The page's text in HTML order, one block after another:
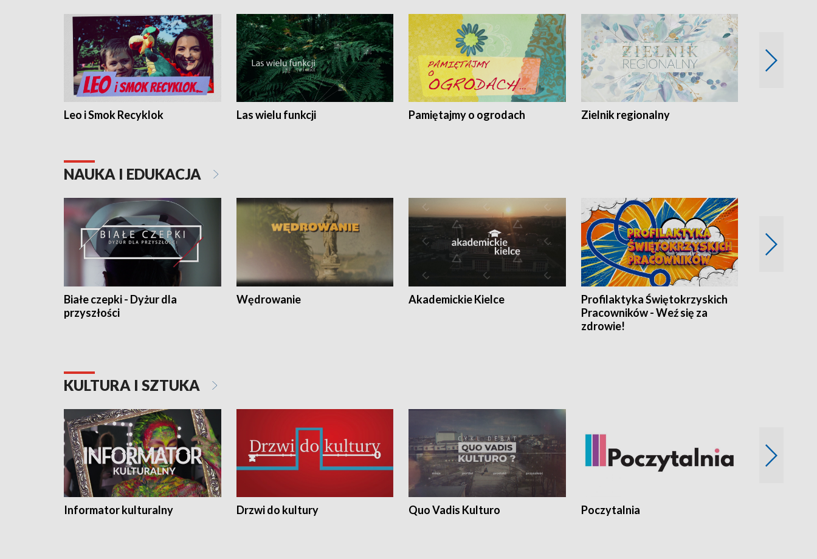
Leo i Smok Recyklok Las wielu funkcji Pamiętajmy o ogrodach Zielnik regionalny
NAUKA I EDUKACJA
Białe czepki - Dyżur dla
przyszłości
Wędrowanie Akademickie Kielce
Profilaktyka Świętokrzyskich
Pracowników - Weź się za
zdrowie!
KULTURA I SZTUKA
Informator kulturalny Drzwi do kultury Quo Vadis Kulturo Poczytalnia